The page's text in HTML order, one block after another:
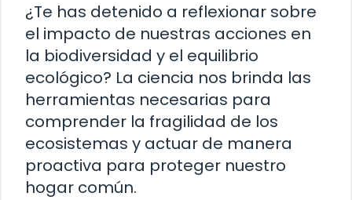
¿Te has detenido a reflexionar sobre
el impacto de nuestras acciones en
la biodiversidad y el equilibrio
ecológico? La ciencia nos brinda las
herramientas necesarias para
comprender la fragilidad de los
ecosistemas y actuar de manera
proactiva para proteger nuestro
hogar común.